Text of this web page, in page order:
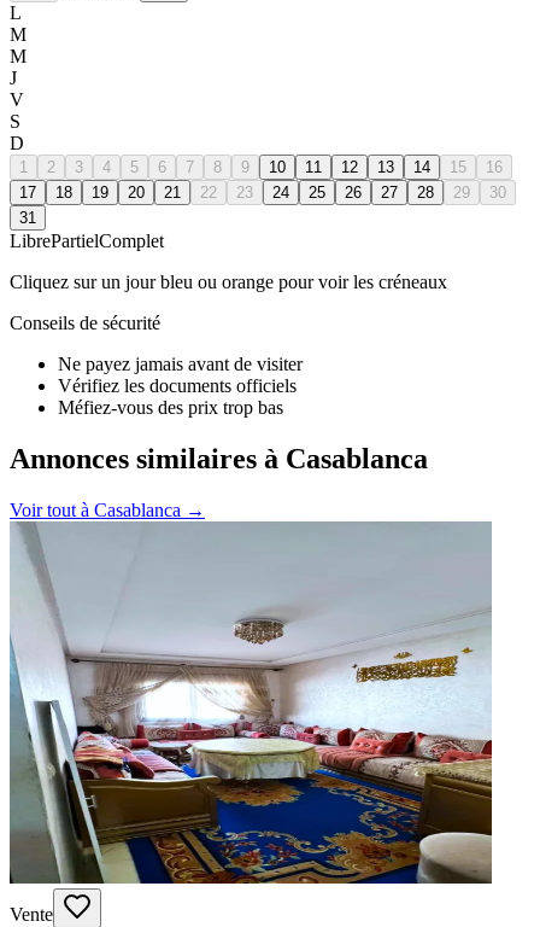
L
M
M
J
V
S
D
1 2 3 4 5 6 7 8 9 10 11 12 13 14 15
16
17
18 19 20 21 22 23 24 25 26 27 28 29
30
31
LibrePartielComplet
Cliquez sur un jour bleu ou orange pour voir les créneaux
Conseils de sécurité
Ne payez jamais avant de visiter
Vérifiez les documents officiels
Méfiez-vous des prix trop bas
Annonces similaires à Casablanca
Voir tout à Casablanca →
Vente